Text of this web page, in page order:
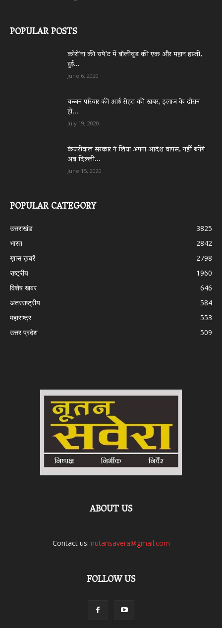
POPULAR POSTS
कोरो’ना की चपे’ट में बॉलीवुड की एक और महान हस्ती,
हुई...
June 6, 2020
बच्चन परिवार की आई सेहत की खबर, इलाज के दौरान
हो...
July 19, 2020
केजरीवाल सरकार ने लिया अपना आदेश वापस, नहीं बनेंगे
अब दिल्ली...
June 15, 2020
POPULAR CATEGORY
उत्तराखंड
3825
भारत
2842
ख़ास ख़बरें
2798
राष्ट्रीय
1960
विशेष खबर
646
अंतरराष्ट्रीय
584
महाराष्ट्र
553
उत्तर प्रदेश
509
ABOUT US
Contact us: nutansavera@gmail.com
FOLLOW US